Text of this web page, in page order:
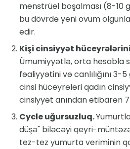
menstrüel boşalması (8-10
bu dövrdə yeni ovum
edir.
Kişi cinsiyyət
Ümumiyyətlə, orta hesabla
fəaliyyətini və canlılığını 3-
cinsi hüceyrələri qadın
cinsiyyət anından etibarən
Cycle uğursuzluq.
düşə" biləcəyi qeyri-
tez-tez yumurta veriminin